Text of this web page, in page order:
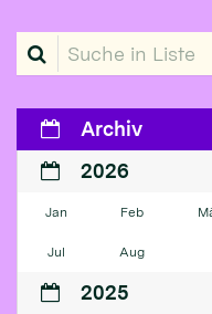
Suche in Liste
Archiv
2026
Jan Feb
Jul Aug
2025